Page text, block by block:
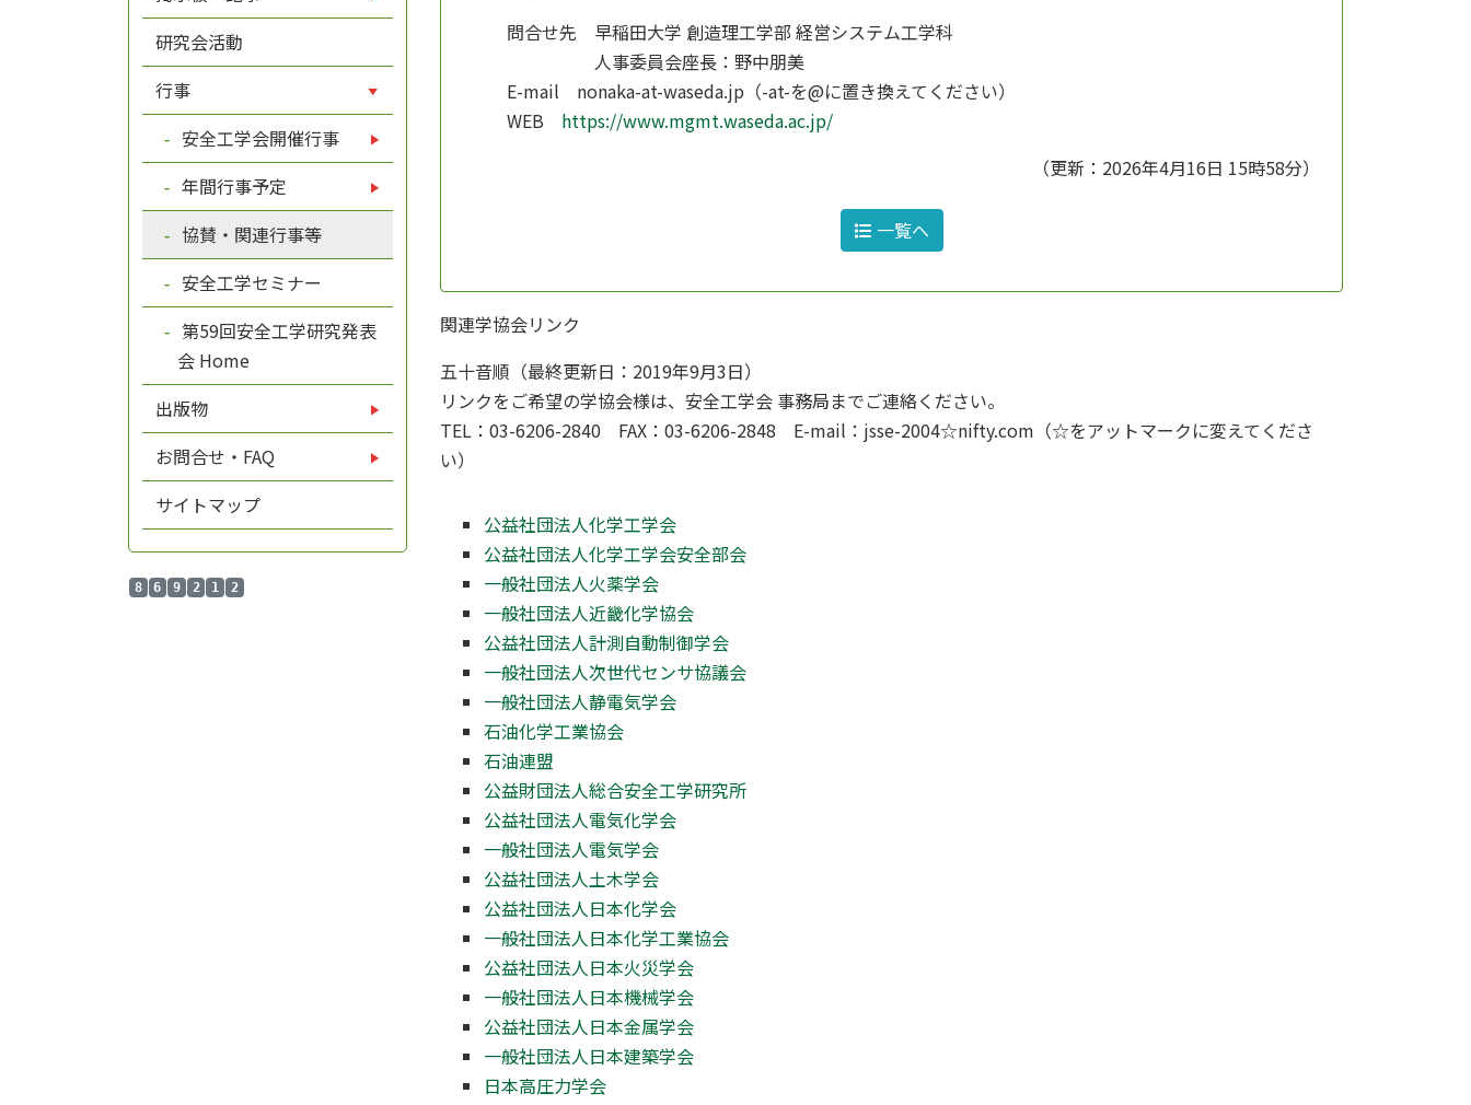
研究会活動
行事
安全工学会開催行事
年間行事予定
協賛・関連行事等
安全工学セミナー
第59回安全工学研究発表
会 Home
出版物
お問合せ・FAQ
サイトマップ
8 6 9 2 1 2
問合せ先 早稲田大学 創造理工学部 経営システム工学科
人事委員会座長：野中朋美
E-mail nonaka-at-waseda.jp（-at-を@に置き換えてください）
WEB https://www.mgmt.waseda.ac.jp/
（更新：2026年4月16日 15時58分）
一覧へ
関連学協会リンク
五十音順（最終更新日：2019年9月3日）
リンクをご希望の学協会様は、安全工学会 事務局までご連絡ください。
TEL：03-6206-2840 FAX：03-6206-2848 E-mail：jsse-2004☆nifty.com（☆をアットマークに変えてくださ
い）
公益社団法人化学工学会
公益社団法人化学工学会安全部会
一般社団法人火薬学会
一般社団法人近畿化学協会
公益社団法人計測自動制御学会
一般社団法人次世代センサ協議会
一般社団法人静電気学会
石油化学工業協会
石油連盟
公益財団法人総合安全工学研究所
公益社団法人電気化学会
一般社団法人電気学会
公益社団法人土木学会
公益社団法人日本化学会
一般社団法人日本化学工業協会
公益社団法人日本火災学会
一般社団法人日本機械学会
公益社団法人日本金属学会
一般社団法人日本建築学会
日本高圧力学会